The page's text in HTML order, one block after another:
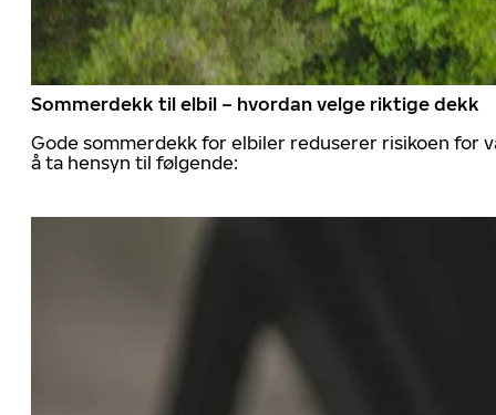
Sommerdekk til elbil – hvordan velge riktige dekk
Gode sommerdekk for elbiler reduserer risikoen for
å ta hensyn til følgende: